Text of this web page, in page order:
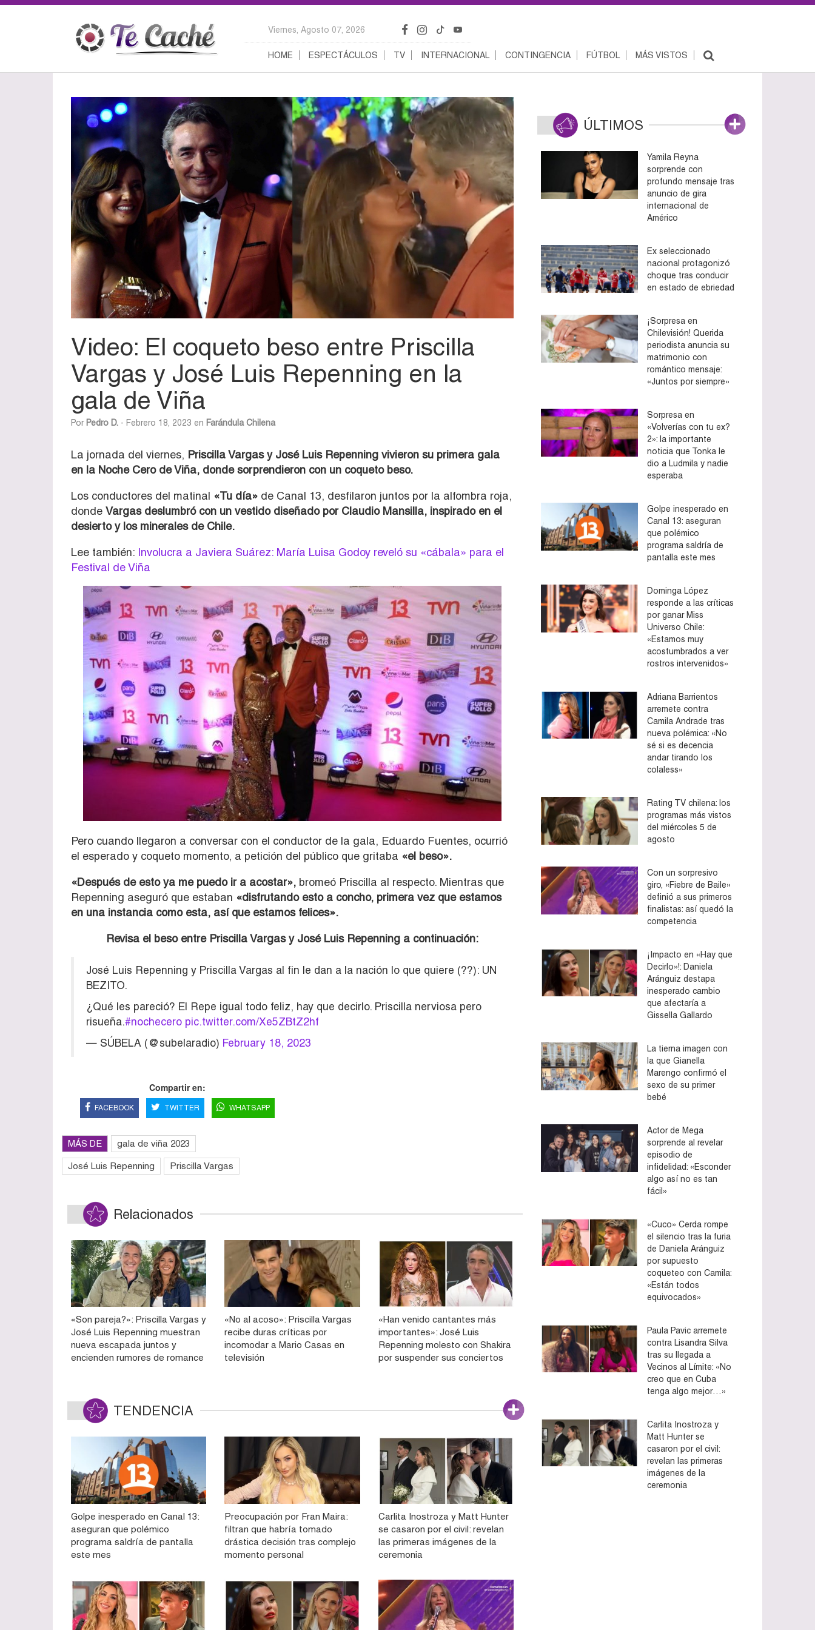
Viernes, Agosto 07, 2026
HOME ESPECTÁCULOS TV INTERNACIONAL CONTINGENCIA FÚTBOL MÁS VISTOS
Video: El coqueto beso entre Priscilla
Vargas y José Luis Repenning en la
gala de Viña
Por Pedro D. - Febrero 18, 2023 en Farándula Chilena
La jornada del viernes, Priscilla Vargas y José Luis Repenning vivieron su primera gala
en la Noche Cero de Viña, donde sorprendieron con un coqueto beso.
Los conductores del matinal «Tu día» de Canal 13, desfilaron juntos por la alfombra roja,
donde Vargas deslumbró con un vestido diseñado por Claudio Mansilla, inspirado en el
desierto y los minerales de Chile.
Lee también: Involucra a Javiera Suárez: María Luisa Godoy reveló su «cábala» para el
Festival de Viña
Pero cuando llegaron a conversar con el conductor de la gala, Eduardo Fuentes, ocurrió
el esperado y coqueto momento, a petición del público que gritaba «el beso».
«Después de esto ya me puedo ir a acostar», bromeó Priscilla al respecto. Mientras que
Repenning aseguró que estaban «disfrutando esto a concho, primera vez que estamos
en una instancia como esta, así que estamos felices».
Revisa el beso entre Priscilla Vargas y José Luis Repenning a continuación:
José Luis Repenning y Priscilla Vargas al fin le dan a la nación lo que quiere (??): UN
BEZITO.
¿Qué les pareció? El Repe igual todo feliz, hay que decirlo. Priscilla nerviosa pero
risueña.#nochecero pic.twitter.com/Xe5ZBtZ2hf
— SÚBELA (@subelaradio) February 18, 2023
Compartir en:
FACEBOOK TWITTER WHATSAPP
MÁS DE gala de viña 2023
José Luis Repenning Priscilla Vargas
Relacionados
«Son pareja?»: Priscilla Vargas y
José Luis Repenning muestran
nueva escapada juntos y
encienden rumores de romance
«No al acoso»: Priscilla Vargas
recibe duras críticas por
incomodar a Mario Casas en
televisión
«Han venido cantantes más
importantes»: José Luis
Repenning molesto con Shakira
por suspender sus conciertos
TENDENCIA
Golpe inesperado en Canal 13:
aseguran que polémico
programa saldría de pantalla
este mes
Preocupación por Fran Maira:
filtran que habría tomado
drástica decisión tras complejo
momento personal
Carlita Inostroza y Matt Hunter
se casaron por el civil: revelan
las primeras imágenes de la
ceremonia
ÚLTIMOS
Yamila Reyna
sorprende con
profundo mensaje tras
anuncio de gira
internacional de
Américo
Ex seleccionado
nacional protagonizó
choque tras conducir
en estado de ebriedad
¡Sorpresa en
Chilevisión! Querida
periodista anuncia su
matrimonio con
romántico mensaje:
«Juntos por siempre»
Sorpresa en
«Volverías con tu ex?
2»: la importante
noticia que Tonka le
dio a Ludmila y nadie
esperaba
Golpe inesperado en
Canal 13: aseguran
que polémico
programa saldría de
pantalla este mes
Dominga López
responde a las críticas
por ganar Miss
Universo Chile:
«Estamos muy
acostumbrados a ver
rostros intervenidos»
Adriana Barrientos
arremete contra
Camila Andrade tras
nueva polémica: «No
sé si es decencia
andar tirando los
colaless»
Rating TV chilena: los
programas más vistos
del miércoles 5 de
agosto
Con un sorpresivo
giro, «Fiebre de Baile»
definió a sus primeros
finalistas: así quedó la
competencia
¡Impacto en «Hay que
Decirlo»!: Daniela
Aránguiz destapa
inesperado cambio
que afectaría a
Gissella Gallardo
La tierna imagen con
la que Gianella
Marengo confirmó el
sexo de su primer
bebé
Actor de Mega
sorprende al revelar
episodio de
infidelidad: «Esconder
algo así no es tan
fácil»
«Cuco» Cerda rompe
el silencio tras la furia
de Daniela Aránguiz
por supuesto
coqueteo con Camila:
«Están todos
equivocados»
Paula Pavic arremete
contra Lisandra Silva
tras su llegada a
Vecinos al Límite: «No
creo que en Cuba
tenga algo mejor…»
Carlita Inostroza y
Matt Hunter se
casaron por el civil:
revelan las primeras
imágenes de la
ceremonia